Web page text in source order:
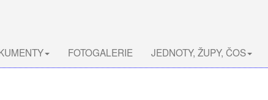
FOTOGALERIE JEDNOTY, ŽUPY, ČOS